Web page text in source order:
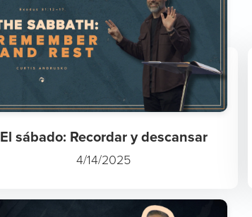
El sábado: Recordar y descansar
4/14/2025